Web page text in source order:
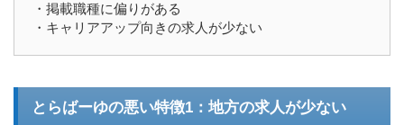
・掲載職種に偏りがある
・キャリアアップ向きの求人が少ない
とらばーゆの悪い特徴1：地方の求人が少ない